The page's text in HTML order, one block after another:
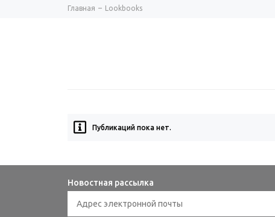
Главная Lookbooks
Публикаций пока нет.
Новостная рассылка